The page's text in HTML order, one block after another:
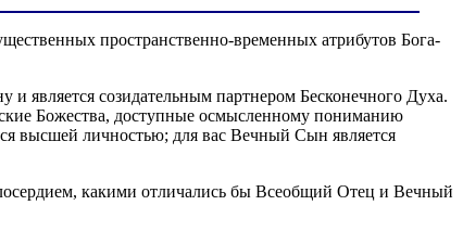
пространственно-временных атрибутов Бога-
является созидательным партнером Бесконечного Духа.
Божества, доступные осмысленному пониманию
высшей личностью; для вас Вечный Сын является
какими отличались бы Всеобщий Отец и Вечный